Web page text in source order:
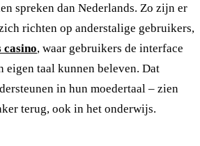
spreken dan Nederlands. Zo zijn er
richten op anderstalige gebruikers,
casino, waar gebruikers de interface
eigen taal kunnen beleven. Dat
in hun moedertaal – zien
terug, ook in het onderwijs.